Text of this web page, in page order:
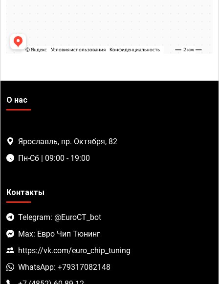
О нас
Ярославль, пр. Октября, 82
Пн-Сб | 09:00 - 19:00
Контакты
Telegram: @EuroCT_bot
Max: Евро Чип Тюнинг
https://vk.com/euro_chip_tuning
WhatsApp: +79317082148